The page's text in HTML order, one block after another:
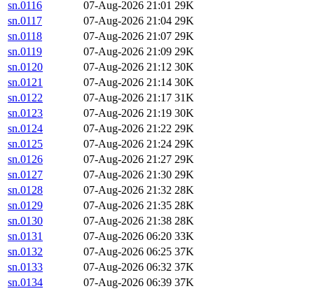
sn.0116 07-Aug-2026 21:01 29K
sn.0117
07-Aug-2026 21:04 29K
sn.0118
07-Aug-2026 21:07 29K
sn.0119
07-Aug-2026 21:09 29K
sn.0120
07-Aug-2026 21:12 30K
sn.0121
07-Aug-2026 21:14 30K
sn.0122
07-Aug-2026 21:17 31K
sn.0123
07-Aug-2026 21:19 30K
sn.0124
07-Aug-2026 21:22 29K
sn.0125
07-Aug-2026 21:24 29K
sn.0126
07-Aug-2026 21:27 29K
sn.0127
07-Aug-2026 21:30 29K
sn.0128
07-Aug-2026 21:32 28K
sn.0129
07-Aug-2026 21:35 28K
sn.0130
07-Aug-2026 21:38 28K
sn.0131
07-Aug-2026 06:20 33K
sn.0132
07-Aug-2026 06:25 37K
sn.0133
07-Aug-2026 06:32 37K
sn.0134
07-Aug-2026 06:39 37K